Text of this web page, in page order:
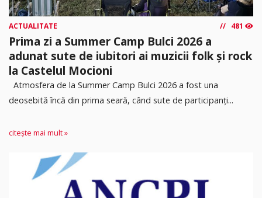
ACTUALITATE 481
Prima zi a Summer Camp Bulci 2026 a
adunat sute de iubitori ai muzicii folk și rock
la Castelul Mocioni
Atmosfera de la Summer Camp Bulci 2026 a fost una
deosebită încă din prima seară, când sute de participanți...
citește mai mult »